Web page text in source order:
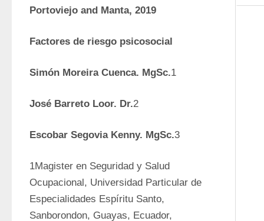
Portoviejo and Manta, 2019
Factores de riesgo psicosocial
Simón Moreira Cuenca. MgSc.1
José Barreto Loor. Dr.2
Escobar Segovia Kenny. MgSc.3
1Magister en Seguridad y Salud
Ocupacional, Universidad Particular de
Especialidades Espíritu Santo,